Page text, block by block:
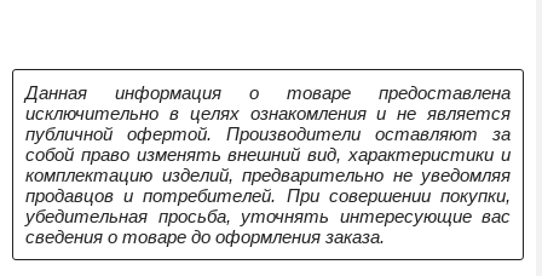
Данная информация о товаре предоставлена
исключительно в целях ознакомления и не является
публичной офертой. Производители оставляют за
собой право изменять внешний вид, характеристики и
комплектацию изделий, предварительно не уведомляя
продавцов и потребителей. При совершении покупки,
убедительная просьба, уточнять интересующие вас
сведения о товаре до оформления заказа.